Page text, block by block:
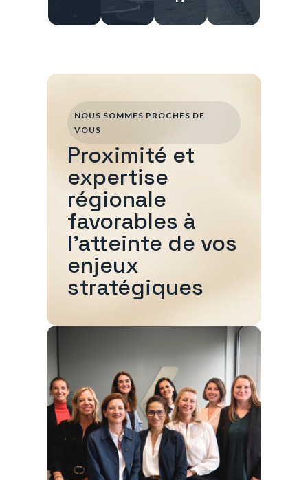
NOUS SOMMES PROCHES DE
VOUS
Proximité et
expertise
régionale
favorables à
l'atteinte de vos
enjeux
stratégiques